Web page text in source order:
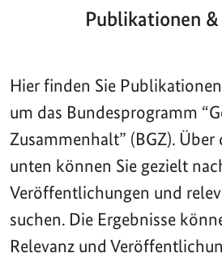
Publikationen &
Hier finden Sie
um das Bundesprogramm
Zusammenhalt” (BGZ). Über
unten können Sie gezielt
Veröffentlichungen und
suchen. Die Ergebnisse
Relevanz und